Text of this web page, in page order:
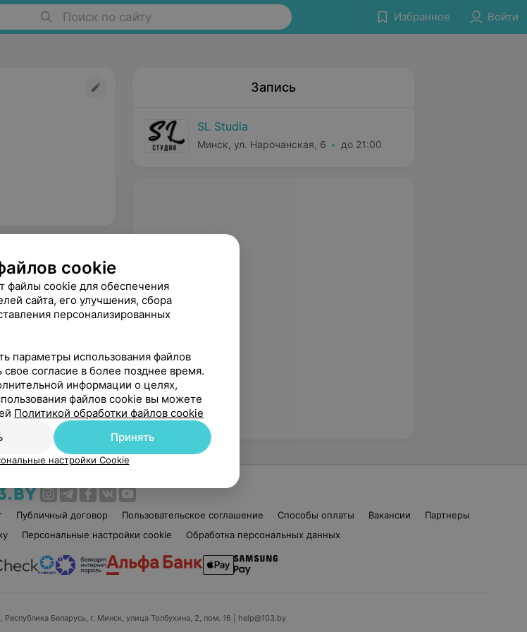
Поиск по сайту Избранное Войти
Рекомендую
Запись
SL Studia
Минск, ул. Нарочанская, 6 до 21:00
Публичный договор Пользовательское соглашение Способы оплаты Вакансии
Партнеры
Персональные настройки cookie Обработка персональных данных
Республика Беларусь, г. Минск, улица Толбухина, 2, пом. 16 | help@103.by
cookie
файлы cookie для обеспечения
сайта, его улучшения, сбора
персонализированных
параметры использования файлов
согласие в более позднее время.
информации о целях,
файлов cookie вы можете
Политикой обработки файлов cookie
Принять
настройки Cookie